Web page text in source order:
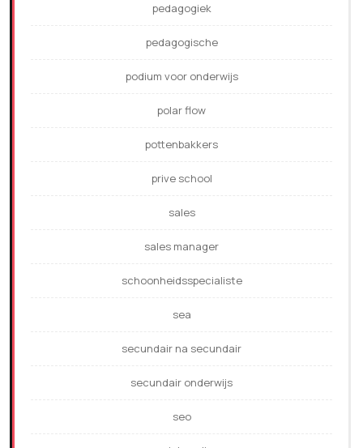
pedagogiek
pedagogische
podium voor onderwijs
polar flow
pottenbakkers
prive school
sales
sales manager
schoonheidsspecialiste
sea
secundair na secundair
secundair onderwijs
seo